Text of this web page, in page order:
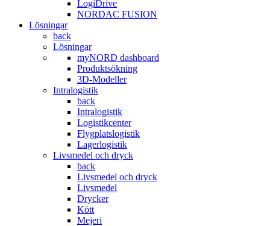
LogiDrive
NORDAC FUSION
Lösningar
back
Lösningar
myNORD dashboard
Produktsökning
3D-Modeller
Intralogistik
back
Intralogistik
Logistikcenter
Flygplatslogistik
Lagerlogistik
Livsmedel och dryck
back
Livsmedel och dryck
Livsmedel
Drycker
Kött
Mejeri